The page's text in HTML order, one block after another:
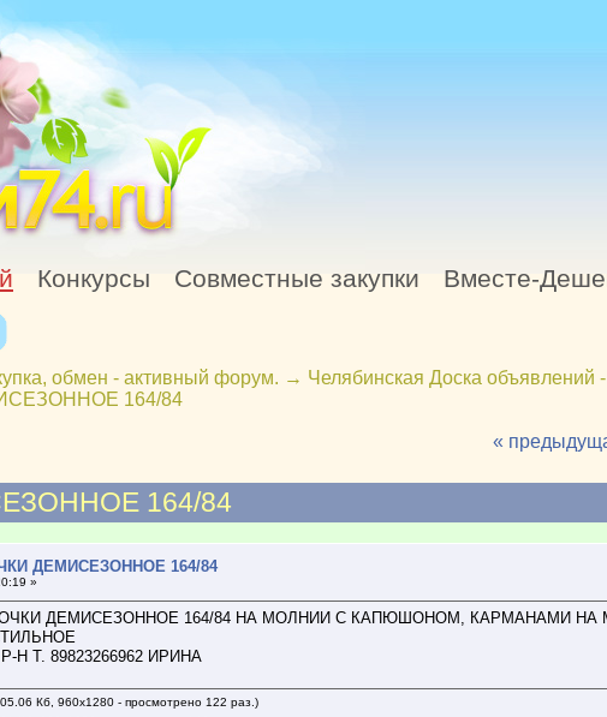
Конкурсы Совместные закупки Вместе-
обмен - активный форум. → Челябинская Доска объявлений
164/84
«
164/84
ДЕМИСЕЗОННОЕ 164/84
»
ДЕМИСЕЗОННОЕ 164/84 НА МОЛНИИ С КАПЮШОНОМ, КАРМАНАМИ НА
Н Т. 89823266962 ИРИНА
Кб, 960x1280 - просмотрено 122 раз.)